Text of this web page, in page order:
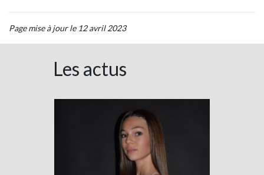
Page mise à jour le 12 avril 2023
Les actus